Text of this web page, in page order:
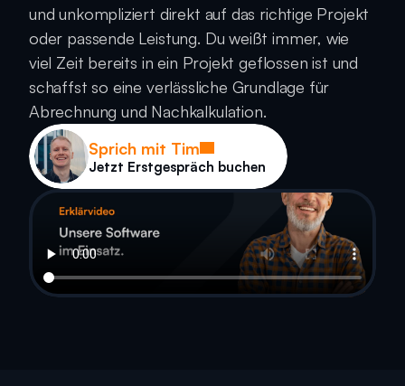
und unkompliziert direkt auf das richtige Projekt
oder passende Leistung. Du weißt immer, wie
viel Zeit bereits in ein Projekt geflossen ist und
schaffst so eine verlässliche Grundlage für
Abrechnung und Nachkalkulation.
Sprich mit Tim
Jetzt Erstgespräch buchen